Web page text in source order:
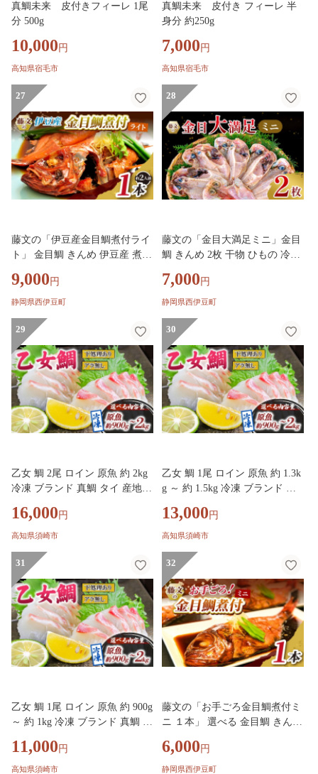
真鯛未来 皮付きフィーレ 1尾
分 500g
10,000 円
高知県宿毛市
真鯛未来 皮付き フィーレ 半
身分 約250g
7,000 円
高知県宿毛市
27
藤文の「伊豆産金目鯛煮付ライ
ト」 金目鯛 きんめ 伊豆産 煮付
豆 ギフト お歳暮 お中元
9,000 円
静岡県西伊豆町
28
藤文の「金目大満足ミニ」金目
鯛 きんめ 2枚 干物 ひもの 冷凍
元
7,000 円
静岡県西伊豆町
29
乙女 鯛 2尾 ロイン 原魚 約 2kg
冷凍 ブランド 真鯛 タイ 産地直
しみ カルパッチョ 煮付け 鯛め
し 鯛茶漬け 鯛しゃぶ しゃぶし
魚 魚介 高知県 須崎市 ks049
16,000 円
高知県須崎市
30
乙女 鯛 1尾 ロイン 原魚 約 1.3k
g ～ 約 1.5kg 冷凍 ブランド 真
刺身 刺し身 さしみ カルパッチ
ョ 煮付け 鯛めし 鯛茶漬け 鯛し
海鮮 かいせん 魚 魚介 高知県
須崎市 ks048
13,000 円
高知県須崎市
31
乙女 鯛 1尾 ロイン 原魚 約 900g
～ 約 1kg 冷凍 ブランド 真鯛 タ
刺し身 さしみ カルパッチョ 煮
付け 鯛めし 鯛茶漬け 鯛しゃぶ
11,000 円
高知県須崎市
32
藤文の「お手ごろ金目鯛煮付ミ
ニ １本」 選べる 金目鯛 きんめ
豆 伊豆 ギフト お歳暮 お中元
6,000 円
静岡県西伊豆町